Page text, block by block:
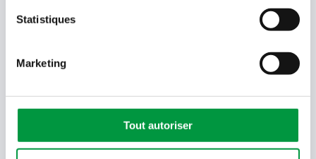
Statistiques
Marketing
Tout autoriser
Quel code est dans l'image ?
En soumettant votre adresse e-mail, vous acceptez de
recevoir des e-mails de Cactus et acceptez la politique de